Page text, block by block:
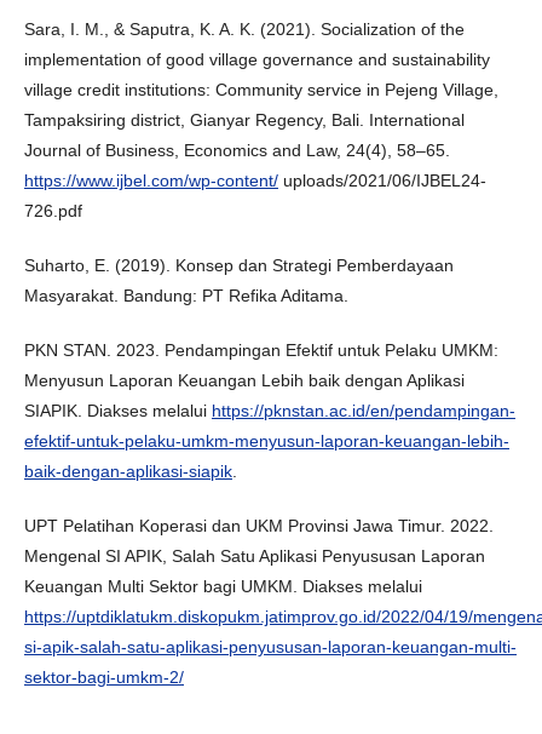
Sara, I. M., & Saputra, K. A. K. (2021). Socialization of the
implementation of good village governance and sustainability
village credit institutions: Community service in Pejeng Village,
Tampaksiring district, Gianyar Regency, Bali. International
Journal of Business, Economics and Law, 24(4), 58–65.
https://www.ijbel.com/wp-content/ uploads/2021/06/IJBEL24-
726.pdf
Suharto, E. (2019). Konsep dan Strategi Pemberdayaan
Masyarakat. Bandung: PT Refika Aditama.
PKN STAN. 2023. Pendampingan Efektif untuk Pelaku UMKM:
Menyusun Laporan Keuangan Lebih baik dengan Aplikasi
SIAPIK. Diakses melalui https://pknstan.ac.id/en/pendampingan-
efektif-untuk-pelaku-umkm-menyusun-laporan-keuangan-lebih-
baik-dengan-aplikasi-siapik
UPT Pelatihan Koperasi dan UKM Provinsi Jawa Timur. 2022.
Mengenal SI APIK, Salah Satu Aplikasi Penyususan Laporan
Keuangan Multi Sektor bagi UMKM. Diakses melalui
https://uptdiklatukm.diskopukm.jatimprov.go.id/2022/04/19/
si-apik-salah-satu-aplikasi-penyususan-laporan-keuangan-multi-
sektor-bagi-umkm-2/